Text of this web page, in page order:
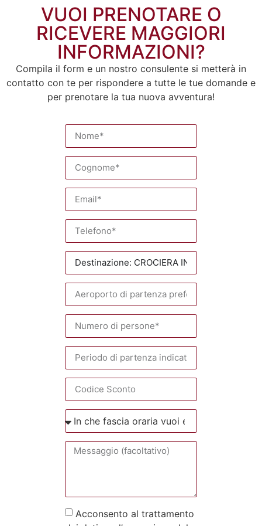
VUOI PRENOTARE O
RICEVERE MAGGIORI
INFORMAZIONI?
Compila il form e un nostro consulente si metterà in
contatto con te per rispondere a tutte le tue domande e
per prenotare la tua nuova avventura!
Acconsento al trattamento